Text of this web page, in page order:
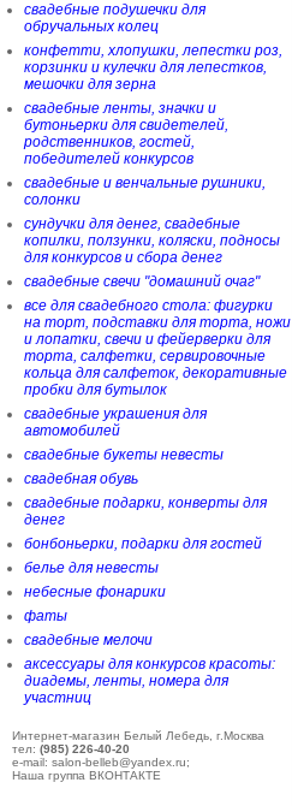
свадебные подушечки для
обручальных колец
конфетти, хлопушки, лепестки роз,
корзинки и кулечки для лепестков,
мешочки для зерна
свадебные ленты, значки и
бутоньерки для свидетелей,
родственников, гостей,
победителей конкурсов
свадебные и венчальные рушники,
солонки
сундучки для денег, свадебные
копилки, ползунки, коляски, подносы
для конкурсов и сбора денег
свадебные свечи "домашний очаг"
все для свадебного стола: фигурки
на торт, подставки для торта, ножи
и лопатки, свечи и фейерверки для
торта, салфетки, сервировочные
кольца для салфеток, декоративные
пробки для бутылок
свадебные украшения для
автомобилей
свадебные букеты невесты
свадебная обувь
свадебные подарки, конверты для
денег
бонбоньерки, подарки для гостей
белье для невесты
небесные фонарики
фаты
свадебные мелочи
аксессуары для конкурсов красоты:
диадемы, ленты, номера для
участниц
Интернет-магазин Белый Лебедь, г.Москва
тел: (985) 226-40-20
e-mail: salon-belleb@yandex.ru;
Наша группа ВКОНТАКТЕ